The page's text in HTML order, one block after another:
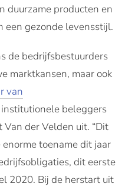
duurzame producten en
een gezonde levensstijl.
de bedrijfsbestuurders
marktkansen, maar ook
van
institutionele beleggers
der Velden uit. “Dit
toename dit jaar
dit eerste
2020. Bij de herstart uit